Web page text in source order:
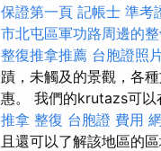
保證第一頁 記帳士 準考
市北屯區軍功路周邊的
整復推拿推薦 台胞證照
蹟，未觸及的景觀，各
惠。 我們的krutazs可以
推拿 整復 台胞證 費用
且還可以了解該地區的區